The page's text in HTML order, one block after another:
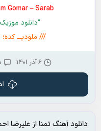
Gomar – Sarab
“دانلود
/// ملودیـــ
6 آذر 1401
دانلود آهنگ تمنا از علیرضا